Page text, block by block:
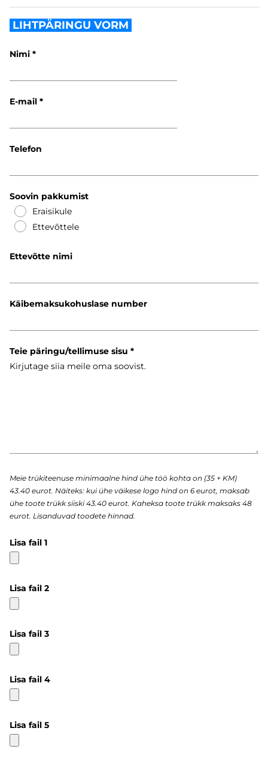
LIHTPÄRINGU VORM
Nimi
E-mail
Telefon
Soovin pakkumist
Eraisikule
Ettevõttele
Ettevõtte nimi
Käibemaksukohuslase number
Teie päringu/tellimuse sisu
Meie trükiteenuse minimaalne hind ühe töö kohta on (35 + KM)
43.40 eurot. Näiteks: kui ühe väikese logo hind on 6 eurot, maksab
ühe toote trükk siiski 43.40 eurot. Kaheksa toote trükk maksaks 48
eurot. Lisanduvad toodete hinnad.
Lisa fail 1
Lisa fail 2
Lisa fail 3
Lisa fail 4
Lisa fail 5